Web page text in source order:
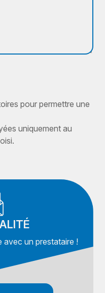
pour permettre une
uniquement au
un prestataire !